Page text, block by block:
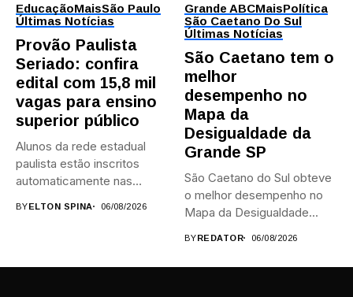
EducaçãoMaisSão Paulo
Últimas Notícias
Provão Paulista
Seriado: confira
edital com 15,8 mil
vagas para ensino
superior público
Alunos da rede estadual
paulista estão inscritos
automaticamente nas
BYELTON SPINA 06/08/2026
Grande ABCMaisPolítica
São Caetano Do Sul
Últimas Notícias
São Caetano tem o
melhor
desempenho no
Mapa da
Desigualdade da
Grande SP
São Caetano do Sul obteve
o melhor desempenho no
Mapa da Desigualdade...
BYREDATOR 06/08/2026